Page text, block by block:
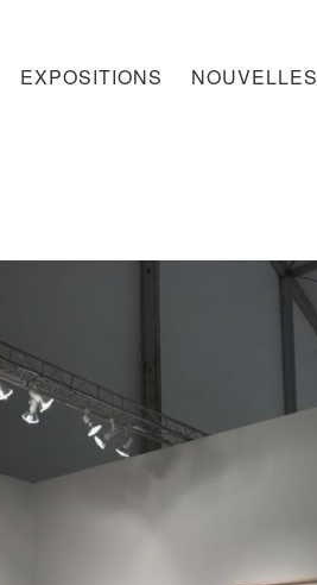
EXPOSITIONS NOUVELLES